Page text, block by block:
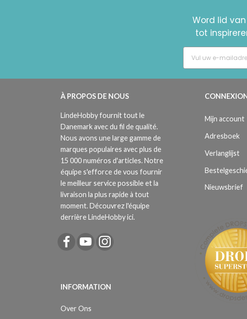
Word lid
tot
À PROPOS DE NOUS
LindeHobby fournit tout le
Danemark avec du fil de qualité.
Nous avons une large gamme de
marques populaires avec plus de
15 000 numéros d'articles. Notre
équipe s'efforce de vous fournir
le meilleur service possible et la
livraison la plus rapide à tout
moment. Découvrez l'équipe
derrière LindeHobby ici.
INFORMATION
Over Ons
Mijn account
Adresboek
Verlanglijst
Nieuwsbrief